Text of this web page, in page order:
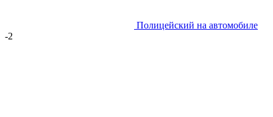
Полицейский на автомобиле
-2